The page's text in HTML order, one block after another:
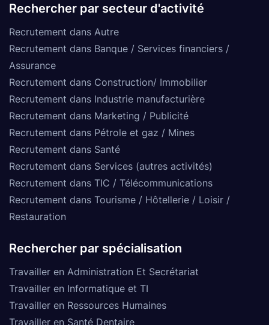
Rechercher par secteur d'activité
Recrutement dans Autre
Recrutement dans Banque / Services financiers /
Assurance
Recrutement dans Construction/ Immobilier
Recrutement dans Industrie manufacturière
Recrutement dans Marketing / Publicité
Recrutement dans Pétrole et gaz / Mines
Recrutement dans Santé
Recrutement dans Services (autres activités)
Recrutement dans TIC / Télécommunications
Recrutement dans Tourisme / Hôtellerie / Loisir /
Restauration
Rechercher par spécialisation
Travailler en Administration Et Secrétariat
Travailler en Informatique et TI
Travailler en Ressources Humaines
Travailler en Santé Dentaire